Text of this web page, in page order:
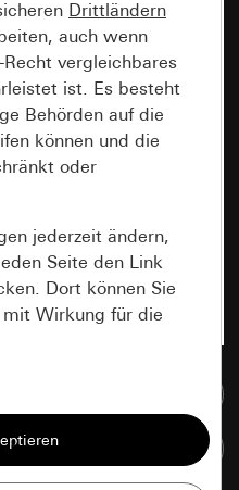
Drittländern
auch wenn
vergleichbares
ist. Es besteht
Behörden auf die
können und die
oder
jederzeit ändern,
Seite den Link
Dort können Sie
Wirkung für die
um Ihnen die